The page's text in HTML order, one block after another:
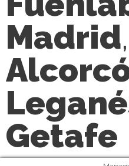
Madrid,
Getafe